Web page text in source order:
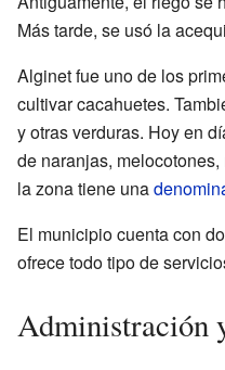
Más tarde, se usó la
Alginet fue uno de los
cultivar cacahuetes.
y otras verduras. Hoy en
de naranjas,
la zona tiene una
El municipio cuenta con
ofrece todo tipo de
Administración